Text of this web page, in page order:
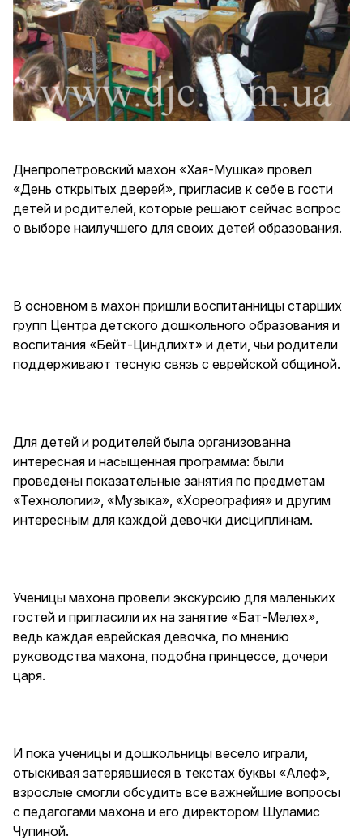
Днепропетровский махон «Хая-Мушка» провел
«День открытых дверей», пригласив к себе в гости
детей и родителей, которые решают сейчас вопрос
о выборе наилучшего для своих детей образования.
В основном в махон пришли воспитанницы старших
групп Центра детского дошкольного образования и
воспитания «Бейт-Циндлихт» и дети, чьи родители
поддерживают тесную связь с еврейской общиной.
Для детей и родителей была организованна
интересная и насыщенная программа: были
проведены показательные занятия по предметам
«Технологии», «Музыка», «Хореография» и другим
интересным для каждой девочки дисциплинам.
Ученицы махона провели экскурсию для маленьких
гостей и пригласили их на занятие «Бат-Мелех»,
ведь каждая еврейская девочка, по мнению
руководства махона, подобна принцессе, дочери
царя.
И пока ученицы и дошкольницы весело играли,
отыскивая затерявшиеся в текстах буквы «Алеф»,
взрослые смогли обсудить все важнейшие вопросы
с педагогами махона и его директором Шуламис
Чупиной.